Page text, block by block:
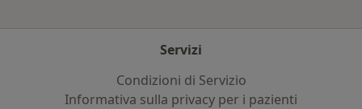
Servizi
Condizioni di Servizio
Informativa sulla privacy per i pazienti